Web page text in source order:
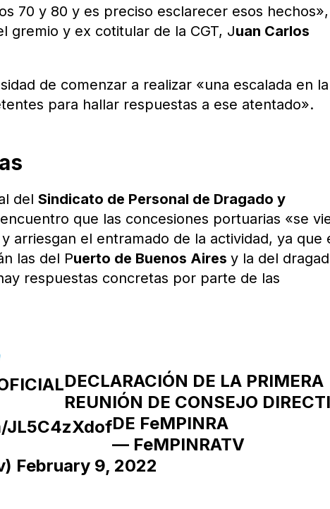
70 y 80 y es preciso esclarecer esos hechos»,
gremio y ex cotitular de la CGT, Juan Carlos
de comenzar a realizar «una escalada en la
para hallar respuestas a ese atentado».
delSindicato de Personal de Dragado y
que las concesiones portuarias «se
arriesgan el entramado de la actividad, ya que
las del Puerto de Buenos Airesy la del
respuestas concretas por parte de las
DECLARACIÓN DE LA PRIMERA
REUNIÓN DE CONSEJO
DE FeMPINRA
— FeMPINRATV
February 9, 2022